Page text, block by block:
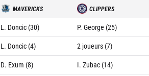
MAVERICKS CLIPPERS
L. Doncic (30)
P. George (25)
L. Doncic (4)
2 joueurs (7)
D. Exum (8) I. Zubac (14)